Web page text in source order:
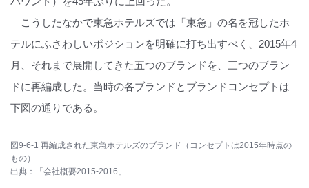
こうしたなかで東急ホテルズでは「東急」の名を冠したホ
テルにふさわしいポジションを明確に打ち出すべく、2015年4
月、それまで展開してきた五つのブランドを、三つのブラン
ドに再編成した。当時の各ブランドとブランドコンセプトは
下図の通りである。
図9-6-1 再編成された東急ホテルズのブランド（コンセプトは2015年時点の
もの）
出典：「会社概要2015-2016」